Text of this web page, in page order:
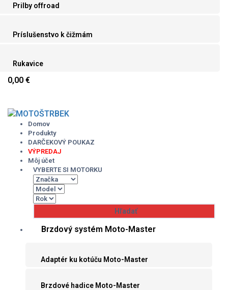
Prilby offroad
Príslušenstvo k čižmám
Rukavice
0,00 €
contentDomov
Produkty
DARČEKOVÝ POUKAZ
VÝPREDAJ
Môj účet
VYBERTE SI MOTORKU
Brzdový systém Moto-Master
Adaptér ku kotúču Moto-Master
Brzdové hadice Moto-Master